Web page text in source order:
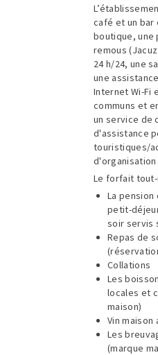
café et un bar
boutique, une
remous
24 h/24, une
une
Internet Wi-Fi
communs et
un service de
d'assistance
touristiques/
d'organisation
Le forfait
La pension
petit-
soir servis
Repas de
Collations
Les
locales et
maison)
Vin maison
Les
(marque